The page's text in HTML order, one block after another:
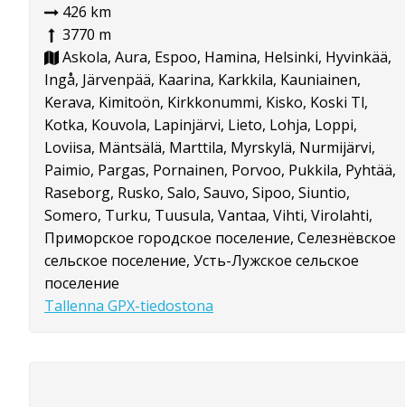
426 km
3770 m
Askola, Aura, Espoo, Hamina, Helsinki, Hyvinkää,
Ingå, Järvenpää, Kaarina, Karkkila, Kauniainen,
Kerava, Kimitoön, Kirkkonummi, Kisko, Koski Tl,
Kotka, Kouvola, Lapinjärvi, Lieto, Lohja, Loppi,
Loviisa, Mäntsälä, Marttila, Myrskylä, Nurmijärvi,
Paimio, Pargas, Pornainen, Porvoo, Pukkila, Pyhtää,
Raseborg, Rusko, Salo, Sauvo, Sipoo, Siuntio,
Somero, Turku, Tuusula, Vantaa, Vihti, Virolahti,
Приморское городское поселение, Селезнёвское
сельское поселение, Усть-Лужское сельское
поселение
Tallenna GPX-tiedostona